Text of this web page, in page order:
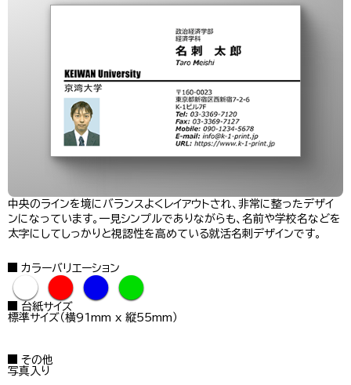
中央のラインを境にバランスよくレイアウトされ、非常に整ったデザイ
ンになっています。一見シンプルでありながらも、名前や学校名などを
太字にしてしっかりと視認性を高めている就活名刺デザインです。
カラーバリエーション
● ● ● ●
台紙サイズ
標準サイズ（横91mm x 縦55mm）
その他
写真入り